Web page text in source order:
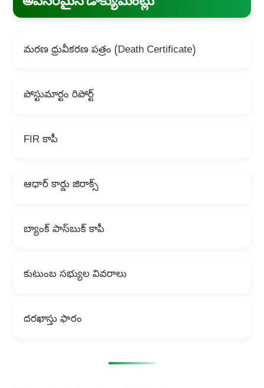
మరణ ధ్రువీకరణ పత్రం (Death Certificate)
పోస్టుమార్టం రిపోర్ట్
FIR కాపీ
ఆధార్ కార్డు జిరాక్స్
బ్యాంక్ పాస్‌బుక్ కాపీ
కుటుంబ సభ్యుల వివరాలు
దరఖాస్తు ఫారం